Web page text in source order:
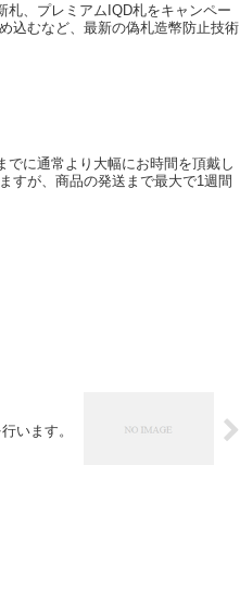
札、プレミアムIQD札をキャンペー
込むなど、最新の偽札造幣防止技術
に通常より大幅にお時間を頂戴し
すが、商品の発送まで最大で1週間
います。